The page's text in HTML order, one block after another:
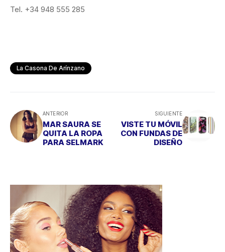
Tel. +34 948 555 285
La Casona De Arínzano
ANTERIOR
MAR SAURA SE
QUITA LA ROPA
PARA SELMARK
SIGUIENTE
VISTE TU MÓVIL
CON FUNDAS DE
DISEÑO